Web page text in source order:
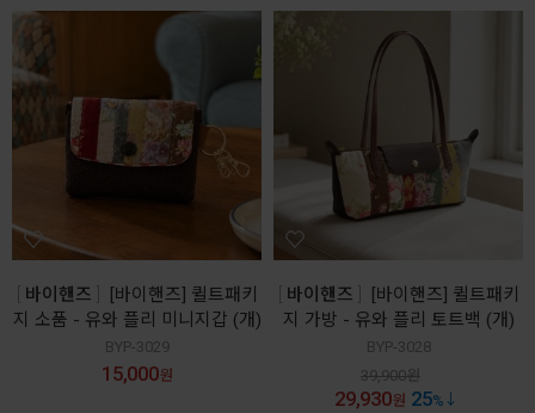
바이핸즈
[바이핸즈] 퀼트패키
지 소품 - 유와 플리 미니지갑 (개)
BYP-3029
15,000원
바이핸즈
[바이핸즈] 퀼트패키
지 가방 - 유와 플리 토트백 (개)
BYP-3028
39,900원
29,930원 25%